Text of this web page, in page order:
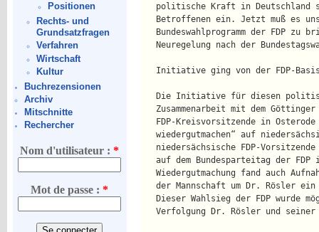
Positionen
Rechts- und
Grundsatzfragen
Verfahren
Wirtschaft
Kultur
Buchrezensionen
Archiv
Mitschnitte
Rechercher
Nom d'utilisateur :*
Mot de passe :*
politische Kraft in
Betroffenen ein. Jetzt muß es
Bundeswahlprogramm der FDP zu
Neuregelung nach der
Initiative
Die Initiative für diesen
Zusammenarbeit mit dem
FDP-Kreisvorsitzende in
wiedergutmachen“ auf
niedersächsische FDP-
auf dem Bundesparteitag
Wiedergutmachung fand auch
der Mannschaft um Dr. Rösler
Dieser Wahlsieg der FDP wurde
Verfolgung Dr. Rösler und